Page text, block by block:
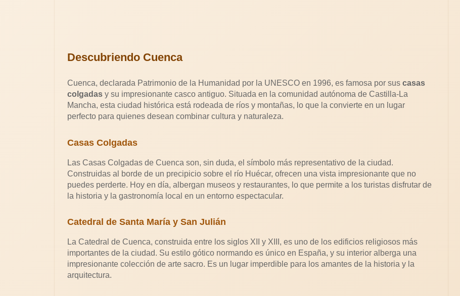
Descubriendo Cuenca
Cuenca, declarada Patrimonio de la Humanidad por la UNESCO en 1996, es famosa por sus casas
colgadas y su impresionante casco antiguo. Situada en la comunidad autónoma de Castilla-La
Mancha, esta ciudad histórica está rodeada de ríos y montañas, lo que la convierte en un lugar
perfecto para quienes desean combinar cultura y naturaleza.
Casas Colgadas
Las Casas Colgadas de Cuenca son, sin duda, el símbolo más representativo de la ciudad.
Construidas al borde de un precipicio sobre el río Huécar, ofrecen una vista impresionante que no
puedes perderte. Hoy en día, albergan museos y restaurantes, lo que permite a los turistas disfrutar de
la historia y la gastronomía local en un entorno espectacular.
Catedral de Santa María y San Julián
La Catedral de Cuenca, construida entre los siglos XII y XIII, es uno de los edificios religiosos más
importantes de la ciudad. Su estilo gótico normando es único en España, y su interior alberga una
impresionante colección de arte sacro. Es un lugar imperdible para los amantes de la historia y la
arquitectura.